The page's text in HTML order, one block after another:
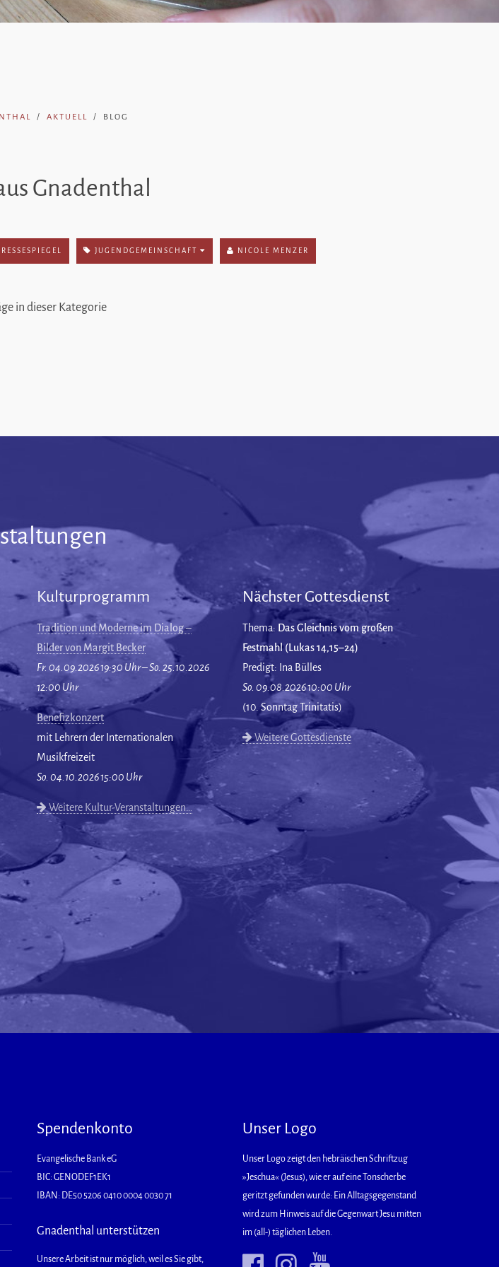
AKTUELL BLOG
Gnadenthal
JUGENDGEMEINSCHAFT NICOLE MENZER
in dieser Kategorie
Kulturprogramm
Tradition und Moderne im Dialog –
Bilder von Margit Becker
Fr. 04.09.2026 19:30 Uhr – So. 25.10.2026
12:00 Uhr
Benefizkonzert
mit Lehrern der Internationalen
Musikfreizeit
So. 04.10.2026 15:00 Uhr
Weitere Kultur-Veranstaltungen…
Nächster Gottesdienst
Thema: Das Gleichnis vom großen
Festmahl (Lukas 14,15–24)
Predigt: Ina Bülles
So. 09.08.2026 10:00 Uhr
(10. Sonntag Trinitatis)
Weitere Gottesdienste
Spendenkonto
Evangelische Bank eG
BIC: GENODEF1EK1
IBAN: DE50 5206 0410 0004 0030 71
Gnadenthal unterstützen
Unsere Arbeit ist nur möglich, weil es Sie gibt,
Unser Logo
Unser Logo zeigt den hebräischen Schriftzug
»Jeschua« (Jesus), wie er auf eine Tonscherbe
geritzt gefunden wurde: Ein Alltagsgegenstand
wird zum Hinweis auf die Gegenwart Jesu mitten
im (all-) täglichen Leben.